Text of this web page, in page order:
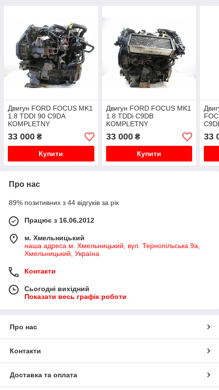
Двигун FORD FOCUS MK1
1.8 TDDI 90 C9DA
KOMPLETNY
33 000 ₴
Купити
Двигун FORD FOCUS MK1
1.8 TDDi C9DB
KOMPLETNY
33 000₴
Купити
33
Про нас
89% позитивних з 44 відгуків за рік
Працює з 16.06.2012
м. Хмельницький
наша адреса м. Хмельницький, вул. Тернопільська 9а,
Хмельницький, Україна
Контакти
Сьогодні вихідний
Показати весь графік роботи
Про нас
Контакти
Доставка та оплата